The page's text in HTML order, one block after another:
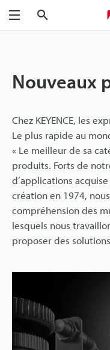
Menu
Nouveaux
Chez KEYENCE, les
Le plus rapide au
« Le meilleur de sa
produits. Forts de
d’applications
création en 1974,
compréhension des
lesquels nous
proposer des